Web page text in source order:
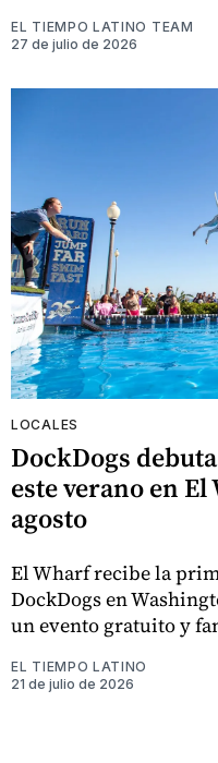
EL TIEMPO LATINO TEAM
27 de julio de 2026
LOCALES
DockDogs
este verano en
agosto
El Wharf recibe la
DockDogs en
un evento gratuito y
EL TIEMPO LATINO
21 de julio de 2026